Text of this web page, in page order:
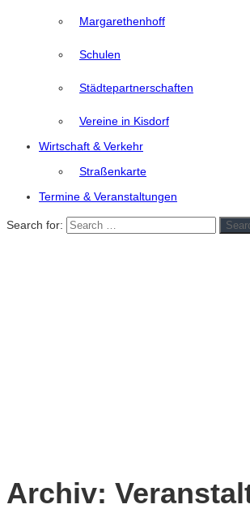
Margarethenhoff
Schulen
Städtepartnerschaften
Vereine in Kisdorf
Wirtschaft & Verkehr
Straßenkarte
Termine & Veranstaltungen
Search for:
Archiv: